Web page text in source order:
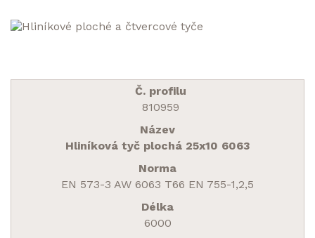
810959
Hliníková tyč plochá 25x10 6063
EN 573-3 AW 6063 T66 EN 755-1,2,5
6000